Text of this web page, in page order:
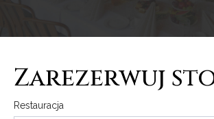
Zarezerwuj
Restauracja